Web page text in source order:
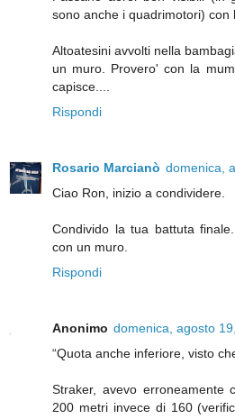
sono anche i quadrimotori) con
Altoatesini avvolti nella
un muro. Provero' con la
capisce....
Rispondi
Rosario Marcianò domenica,
Ciao Ron, inizio a condividere.
Condivido la tua battuta
con un muro.
Rispondi
Anonimo domenica, agosto
“Quota anche inferiore, visto
Straker, avevo erroneamente
200 metri invece di 160